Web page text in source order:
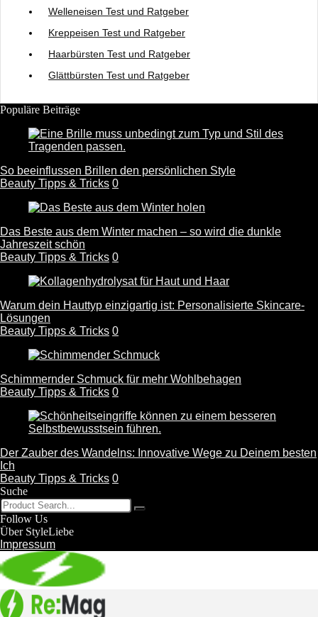
Welleneisen Test und Ratgeber
Kreppeisen Test und Ratgeber
Haarbürsten Test und Ratgeber
Glättbürsten Test und Ratgeber
Populäre Beiträge
So beeinflussen Brillen den persönlichen Style
Beauty Tipps & Tricks 0
Das Beste aus dem Winter machen – so wird die dunkle
Jahreszeit schön
Beauty Tipps & Tricks 0
Warum dein Hauttyp einzigartig ist: Personalisierte Skincare-
Lösungen
Beauty Tipps & Tricks 0
Schimmernder Schmuck für mehr Wohlbehagen
Beauty Tipps & Tricks 0
Der Zauber des Wandelns: Innovative Wege zu Deinem besten
Ich
Beauty Tipps & Tricks 0
Suche
Follow Us
Über StyleLiebe
Impressum